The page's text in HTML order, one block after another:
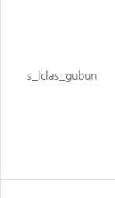
s_lclas_gubun